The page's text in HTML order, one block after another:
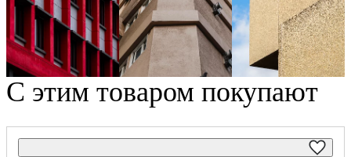
С этим товаром покупают